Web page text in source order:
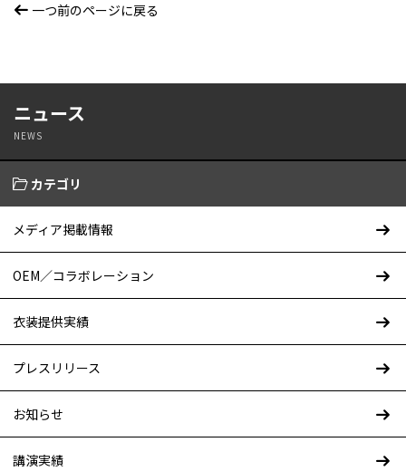
一つ前のページに戻る
ニュース
NEWS
カテゴリ
メディア掲載情報
OEM／コラボレーション
衣装提供実績
プレスリリース
お知らせ
講演実績